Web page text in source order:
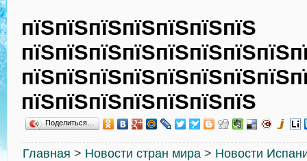
пїЅпїЅпїЅпїЅпїЅпїЅпїЅ
пїЅпїЅпїЅпїЅпїЅпїЅпїЅ
Поделиться…
Главная > Новости стран мира > Новости